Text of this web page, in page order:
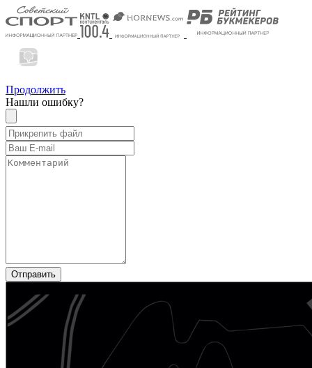
Продолжить
Нашли ошибку?